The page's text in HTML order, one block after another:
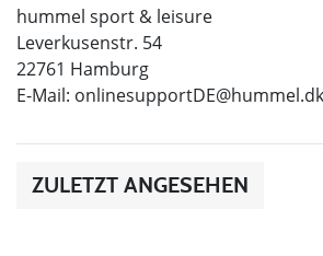
hummel sport & leisure
Leverkusenstr. 54
22761 Hamburg
E-Mail: onlinesupportDE@hummel.dk
ZULETZT ANGESEHEN